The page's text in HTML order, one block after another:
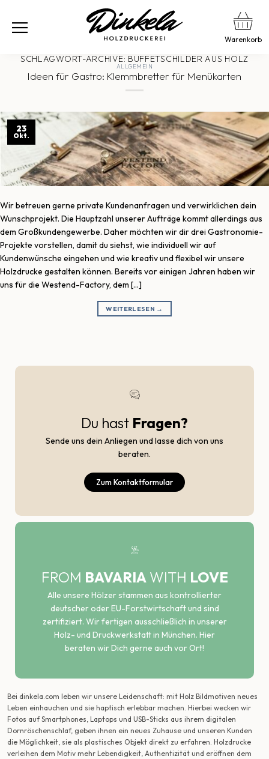
Warenkorb
SCHLAGWORT-ARCHIVE: BUFFETSCHILDER AUS HOLZ
ALLGEMEIN
Ideen für Gastro: Klemmbretter für Menükarten
23
Okt.
Wir betreuen gerne private Kundenanfragen und verwirklichen dein
Wunschprojekt. Die Hauptzahl unserer Aufträge kommt allerdings aus
dem Großkundengewerbe. Daher möchten wir dir drei Gastronomie-
Projekte vorstellen, damit du siehst, wie individuell wir auf
Kundenwünsche eingehen und wie kreativ und flexibel wir unsere
Holzdrucke gestalten können. Bereits vor einigen Jahren haben wir
uns für die Westend-Factory, dem […]
WEITERLESEN →
Du hast Fragen?
Sende uns dein Anliegen und lasse dich von uns
beraten.
Zum Kontaktformular
FROM BAVARIA WITH LOVE
Alle unsere Hölzer stammen aus kontrollierter
deutscher oder EU-Forstwirtschaft und sind
zertifiziert. Wir fertigen ausschließlich in unserer
Holz- und Druckwerkstatt in München. Hier
beraten wir Dich gerne auch vor Ort!
Bei dinkela.com leben wir unsere Leidenschaft: mit Holz Bildmotiven neues
Leben einhauchen und sie haptisch erlebbar machen. Hierbei wecken wir
Fotos auf Smartphones, Laptops und USB-Sticks aus ihrem digitalen
Dornröschenschlaf, geben ihnen ein neues Zuhause und unseren Kunden
die Möglichkeit, sie als plastisches Objekt direkt zu erfahren. Holzdrucke
verleihen dem Motiv mehr Lebendigkeit, Authentizität und eröffnen dem